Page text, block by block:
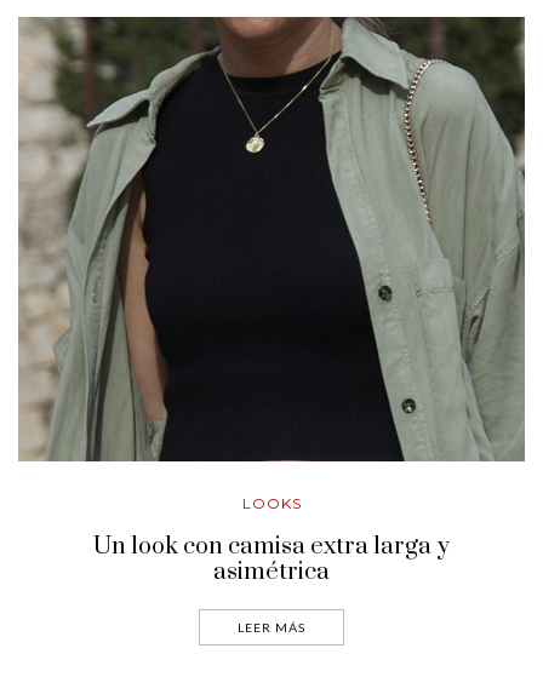
LOOKS
Un look con camisa extra larga y
asimétrica
LEER MÁS